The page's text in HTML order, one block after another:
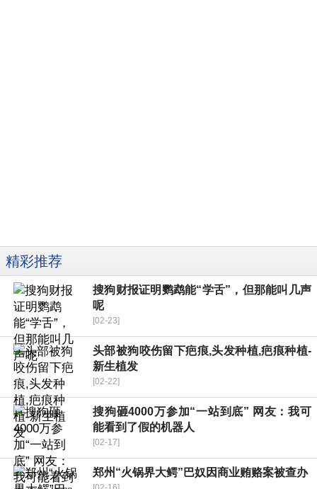
精彩推荐
搜狗财报证明鹦鹉能“学舌”，但那能叫几声
呢
[02-23]
头部被狗咬伤留下疤痕,头发种植,疤痕种植-
新生植发
[02-22]
搜狗砸4000万参加“一站到底” 网友：我可
能看到了假的机器人
[02-17]
郑州“火锅界大鳄”巴奴因商业贿赂案被查办